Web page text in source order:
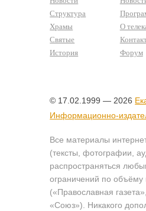
Структура
Храмы
Святые
История
О
Форум
© 17.02.1999 — 2026
Информационно-
Все материалы
(тексты, фотографии,
распространяться
ограничений по объёму
(«Православная
«Союз»). Никакого